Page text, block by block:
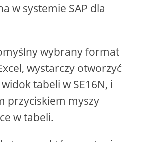
w systemie SAP dla
wybrany format
wystarczy otworzyć
tabeli w SE16N, i
przyciskiem myszy
w tabeli.